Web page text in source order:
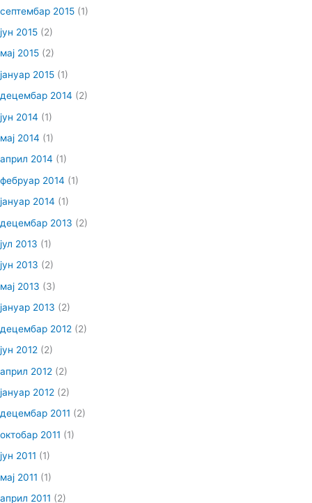
септембар 2015 (1)
јун 2015 (2)
мај 2015 (2)
јануар 2015 (1)
децембар 2014 (2)
јун 2014 (1)
мај 2014 (1)
април 2014 (1)
фебруар 2014 (1)
јануар 2014 (1)
децембар 2013 (2)
јул 2013 (1)
јун 2013 (2)
мај 2013 (3)
јануар 2013 (2)
децембар 2012 (2)
јун 2012 (2)
април 2012 (2)
јануар 2012 (2)
децембар 2011 (2)
октобар 2011 (1)
јун 2011 (1)
мај 2011 (1)
април 2011 (2)